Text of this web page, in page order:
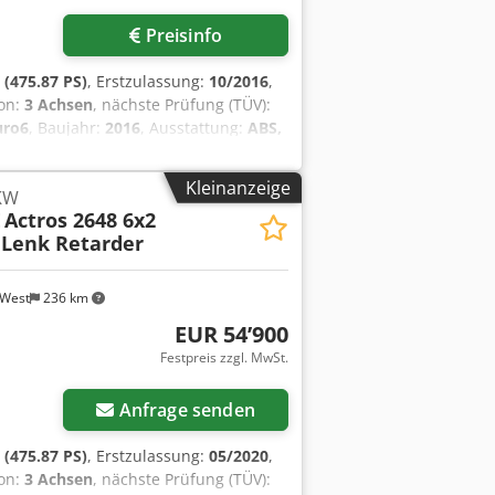
Preisinfo
PS), Erstzulassung: 10/2016,
3 Achsen, nächste Prüfung (TÜV):
, Baujahr: 2016, Ausstattung: ABS,
Standheizung
!! Chedpfx Aszr
original Farbe KRAN MKG/ HMK
2 x mechanisch auf 31 m- 400 KG.
Bluetooth Komfort,
Vorrüstung im Fahrerhaus 24V /
4 Blatt, Feststellbremse zusätzlich
G 330-12, Getriebesperre für
cm mit Videofunktion,
Motorbremse verstärkt,
Rohrbruchsicherung
verstärkt, Schubladen
Fahrerhaus: Fahrersitz Schwingsitz
und Beifahrertür,
Stahlfelgen 9.00x22.5,
Kleinanzeige
236 km
Actros 2648 6x2
Retarder
EUR 54’900
Festpreis zzgl. MwSt.
Anfrage senden
PS), Erstzulassung: 05/2020,
3 Achsen, nächste Prüfung (TÜV):